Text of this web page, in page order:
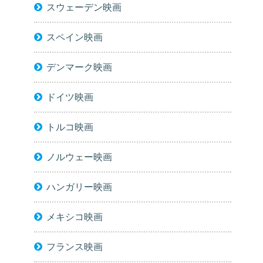
スウェーデン映画
スペイン映画
デンマーク映画
ドイツ映画
トルコ映画
ノルウェー映画
ハンガリー映画
メキシコ映画
フランス映画